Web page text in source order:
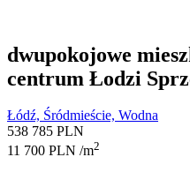
dwupokojowe
centrum Łodzi
Łódź, Śródmieście, Wodna
538 785 PLN
11 700 PLN /m2